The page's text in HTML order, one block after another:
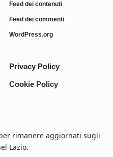
Feed dei contenuti
Feed dei commenti
WordPress.org
Privacy Policy
Cookie Policy
rimanere aggiornati sugli
Lazio.